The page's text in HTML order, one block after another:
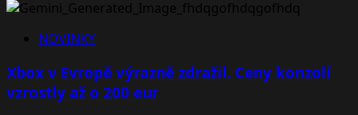
NOVINKY
Xbox v Evropě výrazně zdražil. Ceny konzolí
vzrostly až o 200 eur